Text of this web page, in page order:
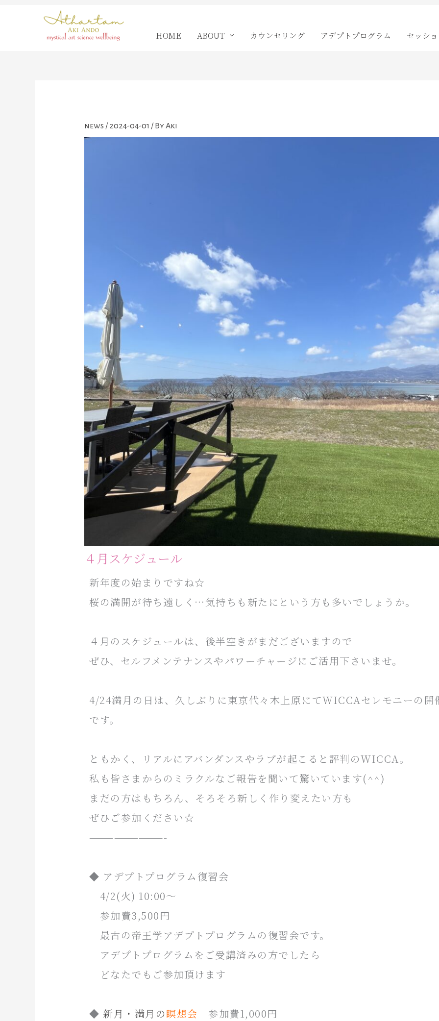
HOME ABOUT カウンセリング アデプトプログラム セッシ
news / 2024-04-01 / ByAki
４月スケジュール
新年度の始まりですね☆
桜の満開が待ち遠しく…気持ちも新たにという方も多いでしょうか。
４月のスケジュールは、後半空きがまだございますので
ぜひ、セルフメンテナンスやパワーチャージにご活用下さいませ。
4/24満月の日は、久しぶりに東京代々木上原にてWICCAセレモニーの開
です。
ともかく、リアルにアバンダンスやラブが起こると評判のWICCA。
私も皆さまからのミラクルなご報告を聞いて驚いています(^^)
まだの方はもちろん、そろそろ新しく作り変えたい方も
ぜひご参加ください☆
—————————-
◆ アデプトプログラム復習会
4/2(火) 10:00〜
参加費3,500円
最古の帝王学アデプトプログラムの復習会です。
アデプトプログラムをご受講済みの方でしたら
どなたでもご参加頂けます
◆ 新月・満月の瞑想会 参加費1,000円